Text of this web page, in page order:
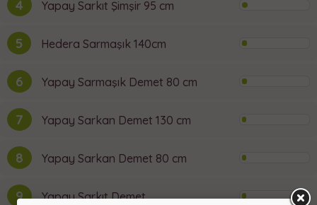
4 Yapay Sarkıt Şimşir 95 cm
5 Hedera Sarmaşık 140cm
6 Yapay Sarmaşık Demet 80 cm
7 Yapay Sarkan Demet 130 cm
8 Yapay Sarkan Demet 80 cm
9 Yapay Sarkıt Demet